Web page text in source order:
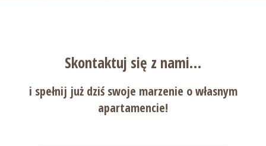
Skontaktuj się z nami…
i spełnij już dziś swoje marzenie o własnym
apartamencie!